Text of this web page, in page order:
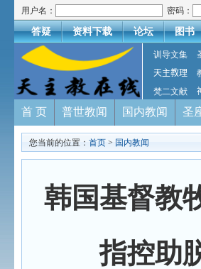
用户名： 密码：
答疑 资料下载 论坛 图书
训导文集
天主教理
梵二文献
首 页 普世教闻 国内教闻 圣
您当前的位置： 首页 > 国内教闻
韩国基督教
指控助